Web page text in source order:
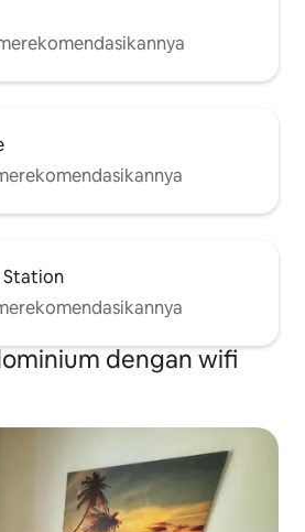
Station
dengan wifi